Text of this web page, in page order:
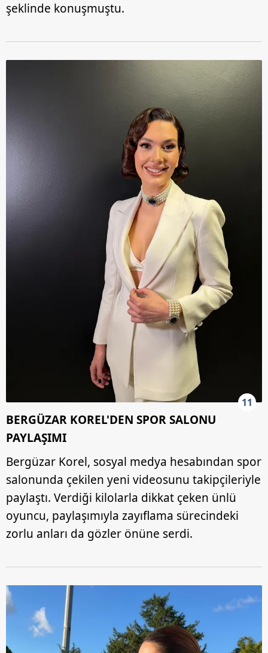
şeklinde konuşmuştu.
11
BERGÜZAR KOREL'DEN SPOR SALONU
PAYLAŞIMI
Bergüzar Korel, sosyal medya hesabından spor
salonunda çekilen yeni videosunu takipçileriyle
paylaştı. Verdiği kilolarla dikkat çeken ünlü
oyuncu, paylaşımıyla zayıflama sürecindeki
zorlu anları da gözler önüne serdi.